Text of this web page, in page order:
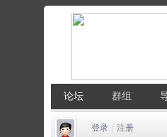
论坛 群组
登录 注册